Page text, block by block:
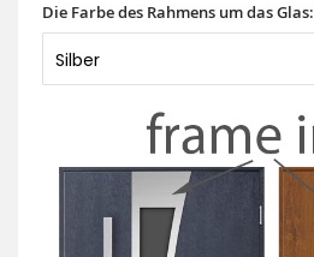
Die Farbe des Rahmens um das Glas: